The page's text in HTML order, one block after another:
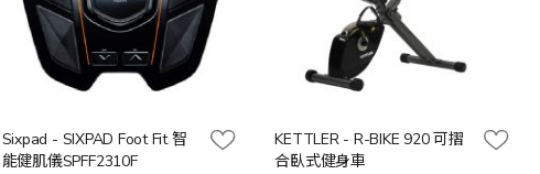
Sixpad - SIXPAD Foot Fit 智
能健肌儀SPFF2310F
KETTLER - R-BIKE 920 可摺
合臥式健身車